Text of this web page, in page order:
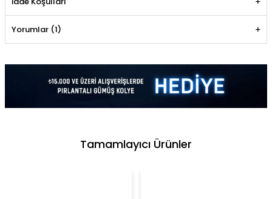
Yorumlar (1)
Tamamlayıcı Ürünler